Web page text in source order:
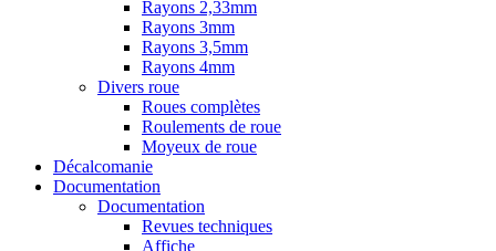
Rayons 2,33mm
Rayons 3mm
Rayons 3,5mm
Rayons 4mm
Divers roue
Roues complètes
Roulements de roue
Moyeux de roue
Décalcomanie
Documentation
Documentation
Revues techniques
Affiche